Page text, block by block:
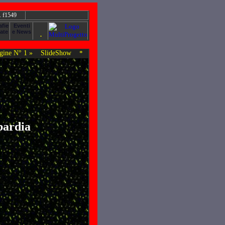
f1549
N° 1 » SlideShow *